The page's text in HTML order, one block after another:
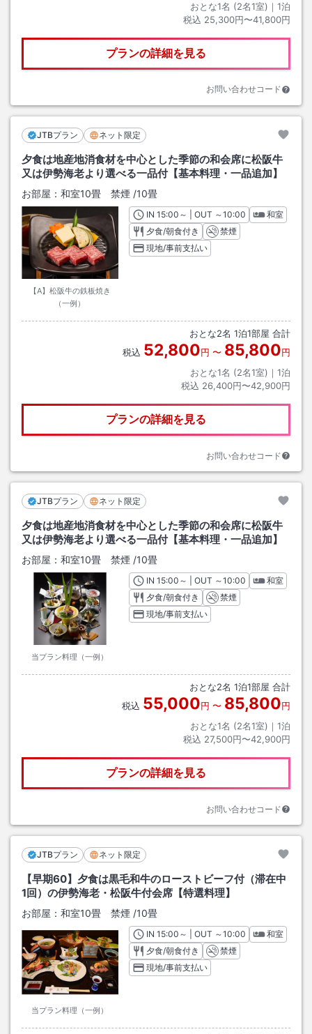
おとな1名 (2名1室)｜ 1泊
税込 25,300円〜41,800円
プランの詳細を見る
お問い合わせコード
JTBプラン ネット限定
夕食は地産地消食材を中心とした季節の和会席に松阪牛
又は伊勢海老より選べる一品付【基本料理・一品追加】
お部屋： 和室10畳 禁煙 /10畳
【A】松阪牛の鉄板焼き
（一例）
INチェックイン
15:00 ～ | OUT チェックアウト
～10:00
和室
夕食/朝食付き
禁煙
現地/事前支払い
おとな2名 1泊1部屋 合計
税込 52,800円 〜 85,800円
おとな1名 (2名1室)｜ 1泊
税込 26,400円〜42,900円
プランの詳細を見る
お問い合わせコード
JTBプラン ネット限定
夕食は地産地消食材を中心とした季節の和会席に松阪牛
又は伊勢海老より選べる一品付【基本料理・一品追加】
お部屋： 和室10畳 禁煙 /10畳
当プラン料理（一例）
INチェックイン
15:00 ～ | OUT チェックアウト
～10:00
和室
夕食/朝食付き
禁煙
現地/事前支払い
おとな2名 1泊1部屋 合計
税込 55,000円 〜 85,800円
おとな1名 (2名1室)｜ 1泊
税込 27,500円〜42,900円
プランの詳細を見る
お問い合わせコード
JTBプラン ネット限定
【早期60】夕食は黒毛和牛のローストビーフ付（滞在中
1回）の伊勢海老・松阪牛付会席【特選料理】
お部屋： 和室10畳 禁煙 /10畳
当プラン料理（一例）
INチェックイン
15:00 ～ | OUT チェックアウト
～10:00
和室
夕食/朝食付き
禁煙
現地/事前支払い